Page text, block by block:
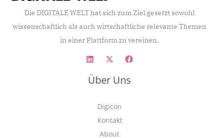
Die DIGITALE WELT hat sich zum Ziel gesetzt sowohl
wissenschaftlich als auch wirtschaftliche relevante Themen
in einer Plattform zu vereinen.
Über Uns
Digicon
Kontakt
About